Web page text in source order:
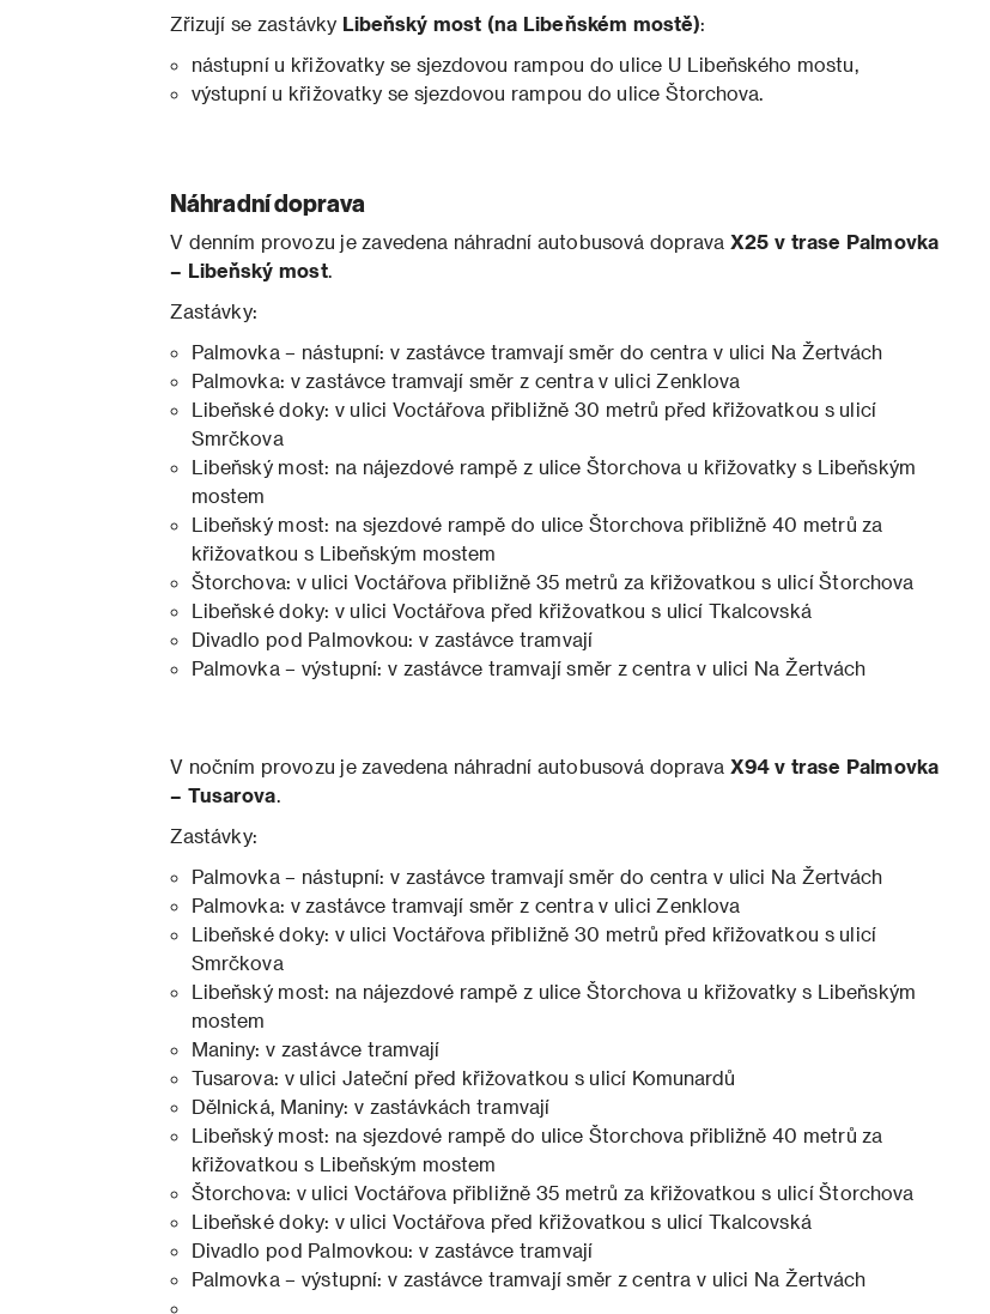
Zřizují se zastávky Libeňský most (na Libeňském mostě):
nástupní u křižovatky se sjezdovou rampou do ulice U Libeňského mostu,
výstupní u křižovatky se sjezdovou rampou do ulice Štorchova.
Náhradní doprava
V denním provozu je zavedena náhradní autobusová dopravaX25 v trase Palmovka
– Libeňský most.
Zastávky:
Palmovka – nástupní: v zastávce tramvají směr do centra v ulici Na Žertvách
Palmovka: v zastávce tramvají směr z centra v ulici Zenklova
Libeňské doky: v ulici Voctářova přibližně 30 metrů před křižovatkou s ulicí
Smrčkova
Libeňský most: na nájezdové rampě z ulice Štorchova u křižovatky s Libeňským
mostem
Libeňský most: na sjezdové rampě do ulice Štorchova přibližně 40 metrů za
křižovatkou s Libeňským mostem
Štorchova: v ulici Voctářova přibližně 35 metrů za křižovatkou s ulicí Štorchova
Libeňské doky: v ulici Voctářova před křižovatkou s ulicí Tkalcovská
Divadlo pod Palmovkou: v zastávce tramvají
Palmovka – výstupní: v zastávce tramvají směr z centra v ulici Na Žertvách
V nočním provozu je zavedena náhradní autobusová dopravaX94 v trase Palmovka
– Tusarova.
Zastávky:
Palmovka – nástupní: v zastávce tramvají směr do centra v ulici Na Žertvách
Palmovka: v zastávce tramvají směr z centra v ulici Zenklova
Libeňské doky: v ulici Voctářova přibližně 30 metrů před křižovatkou s ulicí
Smrčkova
Libeňský most: na nájezdové rampě z ulice Štorchova u křižovatky s Libeňským
mostem
Maniny: v zastávce tramvají
Tusarova: v ulici Jateční před křižovatkou s ulicí Komunardů
Dělnická, Maniny: v zastávkách tramvají
Libeňský most: na sjezdové rampě do ulice Štorchova přibližně 40 metrů za
křižovatkou s Libeňským mostem
Štorchova: v ulici Voctářova přibližně 35 metrů za křižovatkou s ulicí Štorchova
Libeňské doky: v ulici Voctářova před křižovatkou s ulicí Tkalcovská
Divadlo pod Palmovkou: v zastávce tramvají
Palmovka – výstupní: v zastávce tramvají směr z centra v ulici Na Žertvách